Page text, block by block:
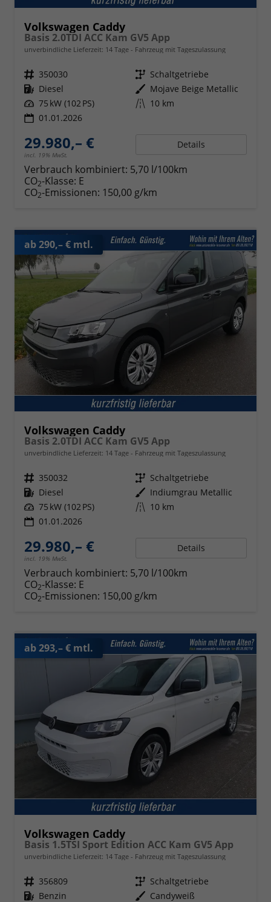
Volkswagen Caddy
Basis 2.0TDI ACC Kam GV5 App
unverbindliche Lieferzeit: 14 Tage Fahrzeug mit Tageszulassung
Fahrzeugnr. 350030 Getriebe Schaltgetriebe
Kraftstoff Diesel Außenfarbe Mojave Beige Metallic
Leistung 75 kW (102 PS) Kilometerstand 10 km
01.01.2026
29.980,– €
incl. 19% MwSt.
Details
Verbrauch kombiniert: 5,70 l/100km
CO2-Klasse: E
CO2-Emissionen: 150,00 g/km
ab 290,– € mtl.
Volkswagen Caddy
Basis 2.0TDI ACC Kam GV5 App
unverbindliche Lieferzeit: 14 Tage Fahrzeug mit Tageszulassung
Fahrzeugnr. 350032 Getriebe Schaltgetriebe
Kraftstoff Diesel Außenfarbe Indiumgrau Metallic
Leistung 75 kW (102 PS) Kilometerstand 10 km
01.01.2026
29.980,– €
incl. 19% MwSt.
Details
Verbrauch kombiniert: 5,70 l/100km
CO2-Klasse: E
CO2-Emissionen: 150,00 g/km
ab 293,– € mtl.
Volkswagen Caddy
Basis 1.5TSI Sport Edition ACC Kam GV5 App
unverbindliche Lieferzeit: 14 Tage Fahrzeug mit Tageszulassung
Fahrzeugnr. 356809 Getriebe Schaltgetriebe
Kraftstoff Benzin Außenfarbe Candyweiß